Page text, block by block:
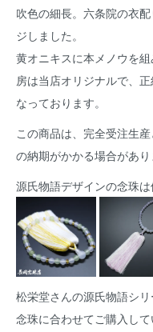
吹色の細長。六条院の衣
ジしました。
黄オニキスに本メノウを組
房は当店オリジナルで、
なっております。
この商品は、完全受注生
の納期がかかる場合があり
源氏物語デザインの念珠は
松栄堂さんの源氏物語シリ
念珠に合わせてご購入し